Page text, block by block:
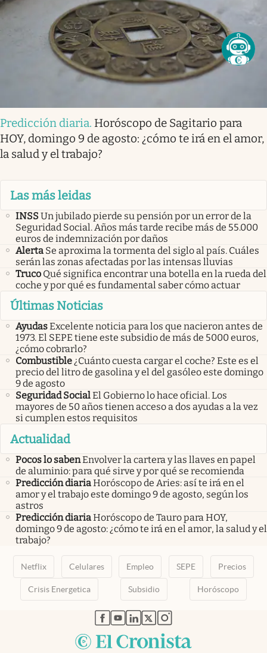
Predicción diaria. Horóscopo de Sagitario para
HOY, domingo 9 de agosto: ¿cómo te irá en el amor,
la salud y el trabajo?
Las más leidas
INSSUn jubilado pierde su pensión por un error de la
Seguridad Social. Años más tarde recibe más de 55.000
euros de indemnización por daños
Alerta Se aproxima la tormenta del siglo al país. Cuáles
serán las zonas afectadas por las intensas lluvias
Truco Qué significa encontrar una botella en la rueda del
coche y por qué es fundamental saber cómo actuar
Últimas Noticias
AyudasExcelente noticia para los que nacieron antes de
1973. El SEPE tiene este subsidio de más de 5000 euros,
¿cómo cobrarlo?
Combustible¿Cuánto cuesta cargar el coche? Este es el
precio del litro de gasolina y el del gasóleo este domingo
9 de agosto
Seguridad SocialEl Gobierno lo hace oficial. Los
mayores de 50 años tienen acceso a dos ayudas a la vez
si cumplen estos requisitos
Actualidad
Pocos lo sabenEnvolver la cartera y las llaves en papel
de aluminio: para qué sirve y por qué se recomienda
Predicción diariaHoróscopo de Aries: así te irá en el
amor y el trabajo este domingo 9 de agosto, según los
astros
Predicción diariaHoróscopo de Tauro para HOY,
domingo 9 de agosto: ¿cómo te irá en el amor, la salud y el
trabajo?
Netflix Celulares Empleo SEPE Precios
Crisis Energetica Subsidio Horóscopo
abre en nueva pestaña
abre en nueva pestaña
abre en nueva pestaña
abre en nueva pestaña
abre en nueva pestaña